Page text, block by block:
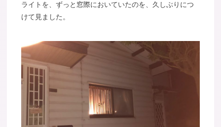
ライトを、ずっと窓際においていたのを、久しぶりにつ
けて見ました。